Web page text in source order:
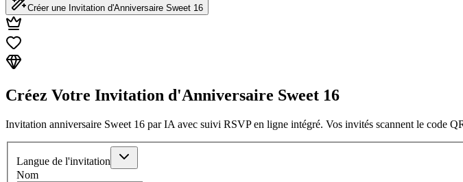
Créer une Invitation d'Anniversaire Sweet 16
Créez Votre Invitation d'Anniversaire Sweet 16
Invitation anniversaire Sweet 16 par IA avec suivi RSVP en ligne intégré. Vos invités scannent le code
Langue de l'invitation
Nom